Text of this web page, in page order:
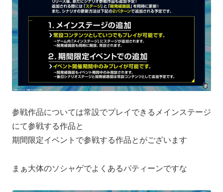
参戦作品については常設でプレイできるメインステージ
にて参戦する作品と
期間限定イベントで参戦する作品とがございます
まぁ大体のソシャゲでよくあるパティーンですな